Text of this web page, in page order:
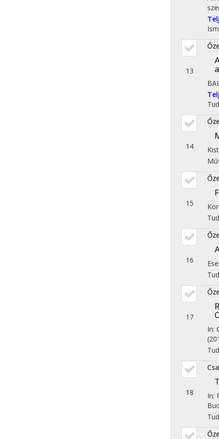
13
14
15
16
17
In:
18 In: